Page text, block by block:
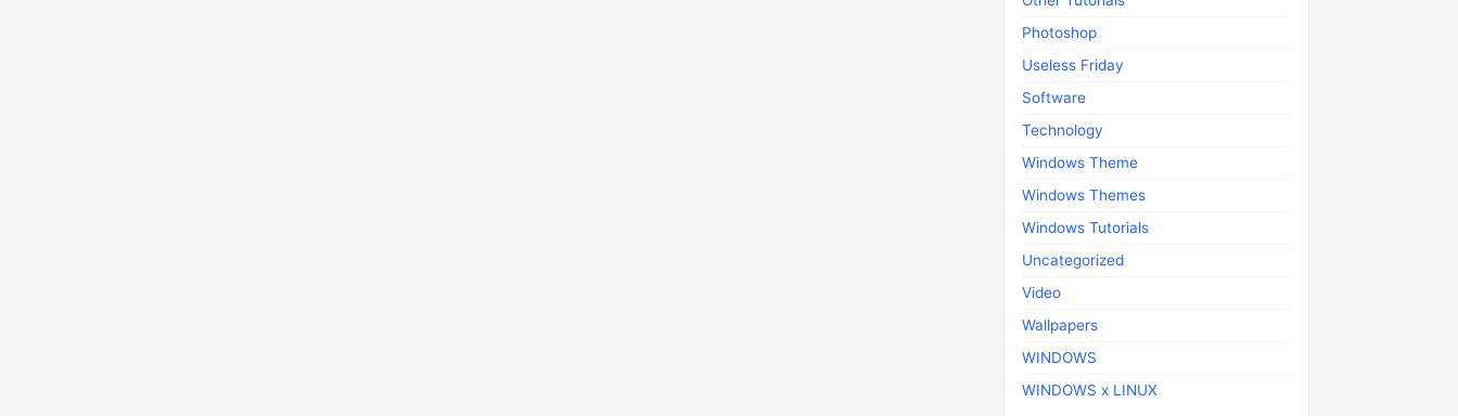
Photoshop
Useless Friday
Software
Technology
Windows Theme
Windows Themes
Windows Tutorials
Uncategorized
Video
Wallpapers
WINDOWS
WINDOWS x LINUX